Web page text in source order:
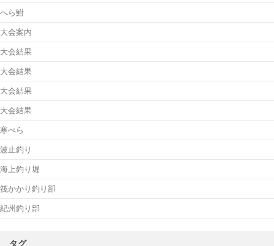
へら鮒
大会案内
大会結果
大会結果
大会結果
大会結果
寒べら
波止釣り
海上釣り堀
筏かかり釣り部
紀州釣り部
タグ